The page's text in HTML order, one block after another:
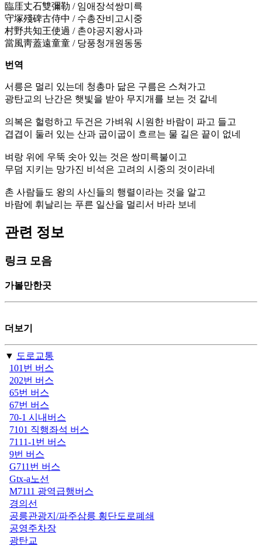
臨厓丈石雙彌勒 / 임애장석쌍미륵
守塚殘碑古侍中 / 수총잔비고시중
村野共知王使過 / 촌야공지왕사과
當風靑蓋遠童童 / 당풍청개원동동
번역
서릉은 멀리 있는데 청총마 닮은 구름은 스쳐가고
광탄교의 난간은 햇빛을 받아 무지개를 보는 것 같네
의복은 헐렁하고 두건은 가벼워 시원한 바람이 파고 들고
겹겹이 둘러 있는 산과 굽이굽이 흐르는 물 길은 끝이 없네
벼랑 위에 우뚝 솟아 있는 것은 쌍미륵불이고
무덤 지키는 망가진 비석은 고려의 시중의 것이라네
촌 사람들도 왕의 사신들의 행렬이라는 것을 알고
바람에 휘날리는 푸른 일산을 멀리서 바라 보네
관련 정보
링크 모음
가볼만한곳
더보기
▼ 도로교통
101번 버스
202번 버스
65번 버스
67번 버스
70-1 시내버스
7101 직행좌석 버스
7111-1번 버스
9번 버스
G711번 버스
Gtx-a노선
M7111 광역급행버스
경의선
공릉관광지/파주삼릉 횡단도로폐쇄
공영주차장
광탄교